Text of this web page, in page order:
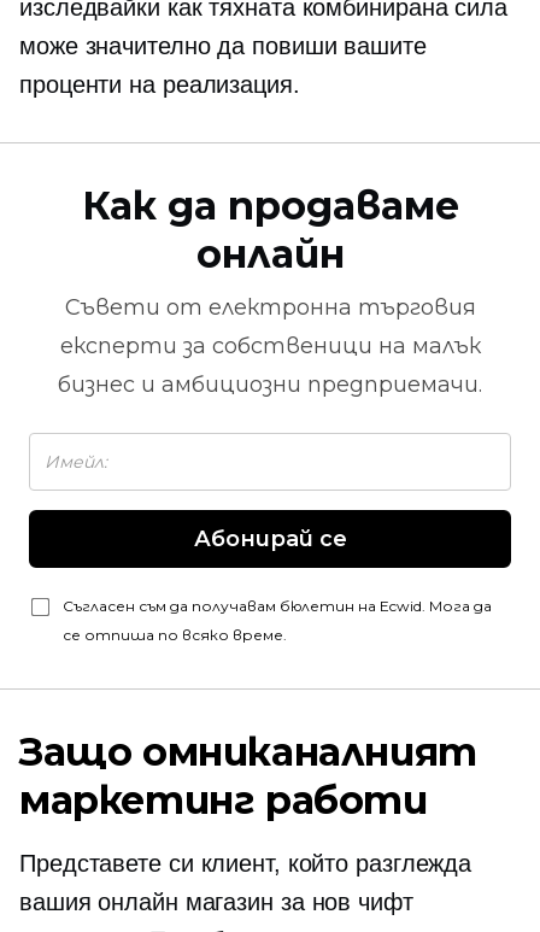
изследвайки как тяхната комбинирана сила
може значително да повиши вашите
проценти на реализация.
Как да продаваме
онлайн
Съвети от електронна търговия
експерти за собственици на малък
бизнес и амбициозни предприемачи.
Абонирай се
Съгласен съм да получавам бюлетин на Ecwid. Мога да
се отпиша по всяко време.
Защо омниканалният
маркетинг работи
Представете си клиент, който разглежда
вашия онлайн магазин за нов чифт